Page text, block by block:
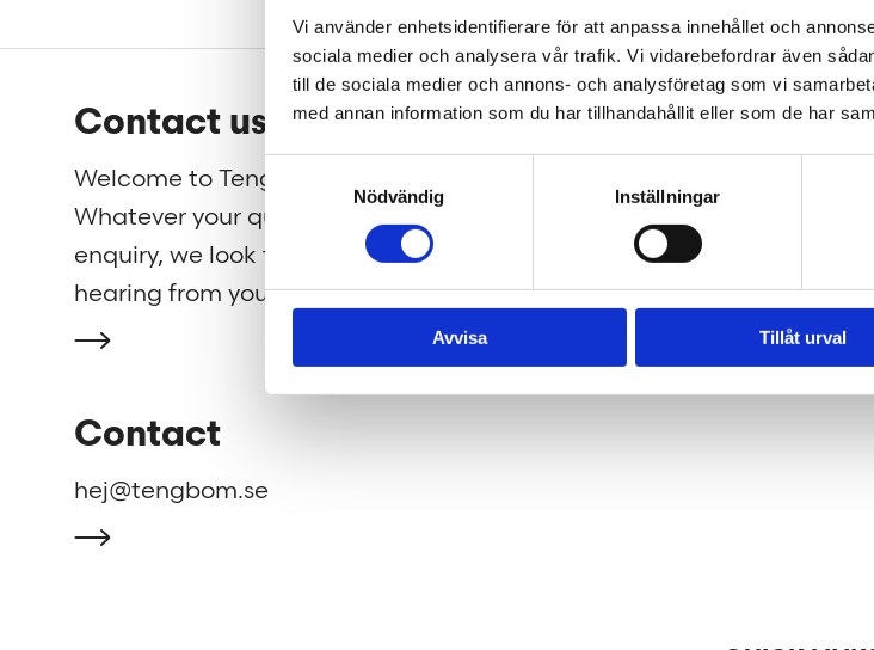
Vi använder enhetsidentifierare för att anpassa innehållet och
sociala medier och analysera vår trafik. Vi vidarebefordrar även
till de sociala medier och annons- och analysföretag som vi
med annan information som du har tillhandahållit eller som de har
Nödvändig
Inställningar
Avvisa Tillåt urval
Footer
Contact us
Welcome to Tengbom!
Whatever your question or
enquiry, we look forward to
hearing from you.
We are Tengbom
beautiful architecture that
strenghtens our clients as
well as our society.
Contact
hej@tengbom.se